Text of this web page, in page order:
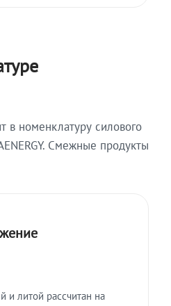
номенклатуру силового
Смежные продукты
и литой рассчитан на